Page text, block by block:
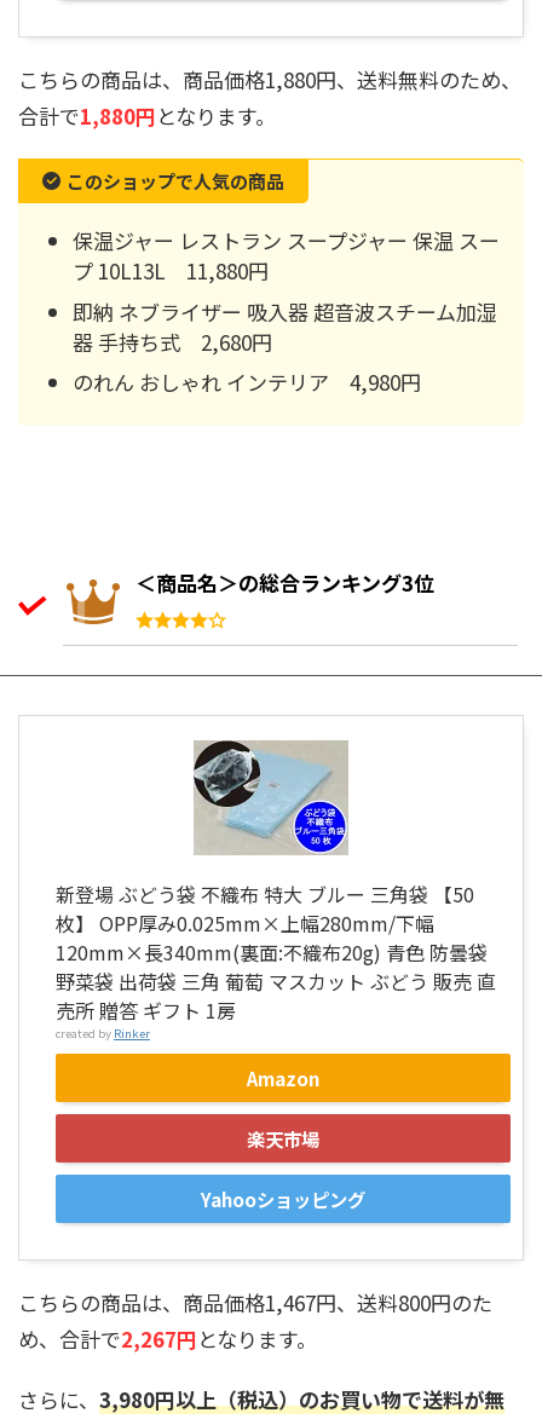
こちらの商品は、商品価格1,880円、送料無料のため、
合計で1,880円 となります。
このショップで人気の商品
保温ジャー レストラン スープジャー 保温 スー
プ 10L13L 11,880円
即納 ネブライザー 吸入器 超音波スチーム加湿
器 手持ち式 2,680円
のれん おしゃれ インテリア 4,980円
＜商品名＞の総合ランキング3位
新登場 ぶどう袋 不織布 特大 ブルー 三角袋 【50
枚】 OPP厚み0.025mm×上幅280mm/下幅
120mm×長340mm(裏面:不織布20g) 青色 防曇袋
野菜袋 出荷袋 三角 葡萄 マスカット ぶどう 販売 直
売所 贈答 ギフト 1房
created by Rinker
Amazon
楽天市場
Yahooショッピング
こちらの商品は、商品価格1,467円、送料800円のた
め、合計で2,267円 となります。
さらに、 3,980円以上（税込）のお買い物で送料が無